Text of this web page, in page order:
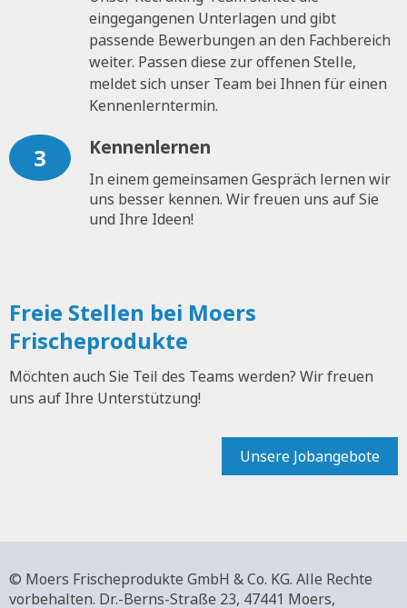
eingegangenen Unterlagen und gibt
passende Bewerbungen an den Fachbereich
weiter. Passen diese zur offenen Stelle,
meldet sich unser Team bei Ihnen für einen
Kennenlerntermin.
3 Kennenlernen
In einem gemeinsamen Gespräch lernen wir
uns besser kennen. Wir freuen uns auf Sie
und Ihre Ideen!
Freie Stellen bei Moers
Frischeprodukte
Möchten auch Sie Teil des Teams werden? Wir freuen
uns auf Ihre Unterstützung!
Unsere Jobangebote
© Moers Frischeprodukte GmbH & Co. KG. Alle Rechte
vorbehalten. Dr.-Berns-Straße 23, 47441 Moers,